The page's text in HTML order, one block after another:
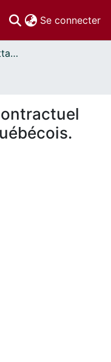
Se connecter
Thèses uOttawa // uOttawa Theses